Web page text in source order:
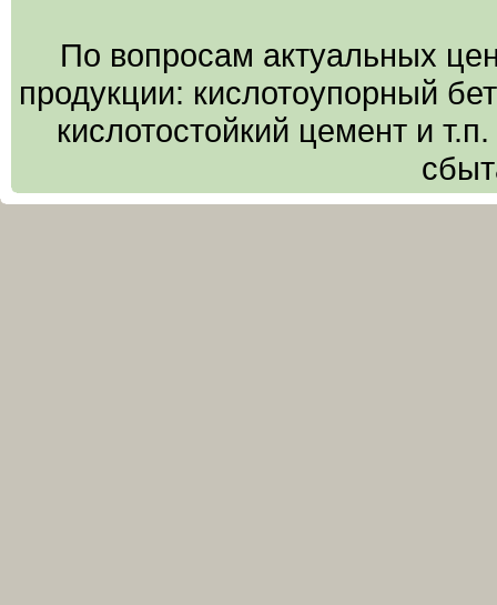
По вопросам актуальных
продукции: кислотоупорный
кислотостойкий цемент и